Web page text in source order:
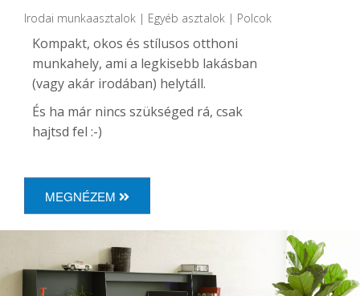
Irodai munkaasztalok | Egyéb asztalok | Polcok
Kompakt, okos és stílusos otthoni
munkahely, ami a legkisebb lakásban
(vagy akár irodában) helytáll.
És ha már nincs szükséged rá, csak
hajtsd fel :-)
MEGNÉZEM